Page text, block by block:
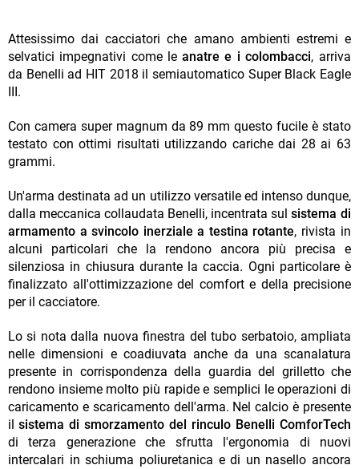
Attesissimo dai cacciatori che amano ambienti estremi e
selvatici impegnativi come le anatre e i colombacci, arriva
da Benelli ad HIT 2018 il semiautomatico Super Black Eagle
III.
Con camera super magnum da 89 mm questo fucile è stato
testato con ottimi risultati utilizzando cariche dai 28 ai 63
grammi.
Un'arma destinata ad un utilizzo versatile ed intenso dunque,
dalla meccanica collaudata Benelli, incentrata sul sistema di
armamento a svincolo inerziale a testina rotante, rivista in
alcuni particolari che la rendono ancora più precisa e
silenziosa in chiusura durante la caccia. Ogni particolare è
finalizzato all'ottimizzazione del comfort e della precisione
per il cacciatore.
Lo si nota dalla nuova finestra del tubo serbatoio, ampliata
nelle dimensioni e coadiuvata anche da una scanalatura
presente in corrispondenza della guardia del grilletto che
rendono insieme molto più rapide e semplici le operazioni di
caricamento e scaricamento dell'arma. Nel calcio è presente
il sistema di smorzamento del rinculo Benelli ComforTech
di terza generazione che sfrutta l'ergonomia di nuovi
intercalari in schiuma poliuretanica e di un nasello ancora